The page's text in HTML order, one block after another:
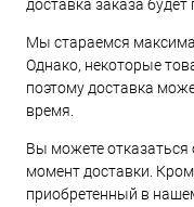
доставка заказа
Мы стараемся
Однако, некоторые
поэтому доставка
время.
Вы можете отказаться
момент доставки.
приобретенный в